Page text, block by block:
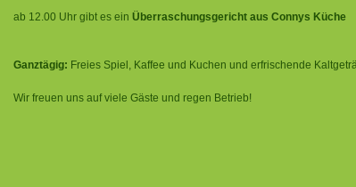
ab 12.00 Uhr gibt es ein Überraschungsgericht aus Connys Küche
Ganztägig: Freies Spiel, Kaffee und Kuchen und erfrischende
Wir freuen uns auf viele Gäste und regen Betrieb!